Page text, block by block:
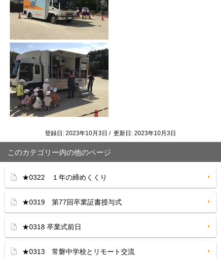
登録日: 2023年10月3日 / 更新日: 2023年10月3日
このカテゴリー内の他のページ
★0322 １年の締めくくり
★0319 第77回卒業証書授与式
★0318 卒業式前日
★0313 常磐中学校とリモート交流